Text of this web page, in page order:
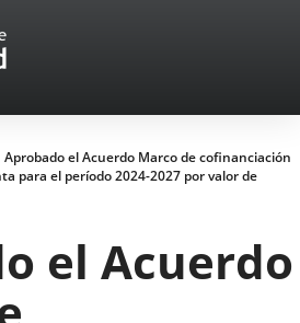
Aprobado el Acuerdo Marco de cofinanciación
para el período 2024-2027 por valor de
el Acuerdo